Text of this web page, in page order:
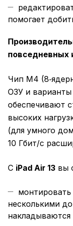
помогает
повседневных
Чип M4
ОЗУ и варианты
обеспечивают
высоких
(для умного
10 Гбит/с
С iPad Air 13 вы
несколькими
накладываются